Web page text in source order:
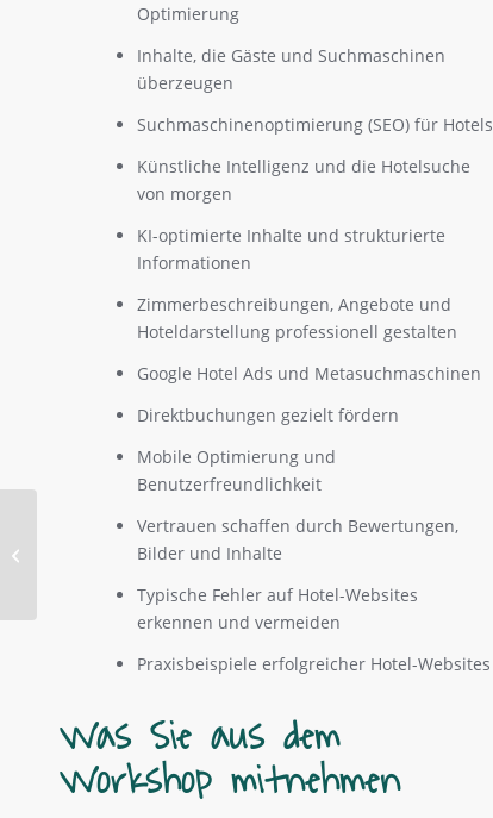
Optimierung
Inhalte, die Gäste und Suchmaschinen
überzeugen
Suchmaschinenoptimierung (SEO) für Hotels
Künstliche Intelligenz und die Hotelsuche
von morgen
KI-optimierte Inhalte und strukturierte
Informationen
Zimmerbeschreibungen, Angebote und
Hoteldarstellung professionell gestalten
Google Hotel Ads und Metasuchmaschinen
Direktbuchungen gezielt fördern
Mobile Optimierung und
Benutzerfreundlichkeit
Vertrauen schaffen durch Bewertungen,
Bilder und Inhalte
Typische Fehler auf Hotel-Websites
erkennen und vermeiden
Praxisbeispiele erfolgreicher Hotel-Websites
Was Sie aus dem
Workshop mitnehmen
Bestandsaufnahme